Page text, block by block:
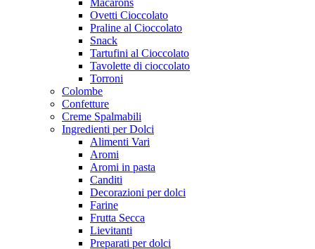
Macarons
Ovetti Cioccolato
Praline al Cioccolato
Snack
Tartufini al Cioccolato
Tavolette di cioccolato
Torroni
Colombe
Confetture
Creme Spalmabili
Ingredienti per Dolci
Alimenti Vari
Aromi
Aromi in pasta
Canditi
Decorazioni per dolci
Farine
Frutta Secca
Lievitanti
Preparati per dolci